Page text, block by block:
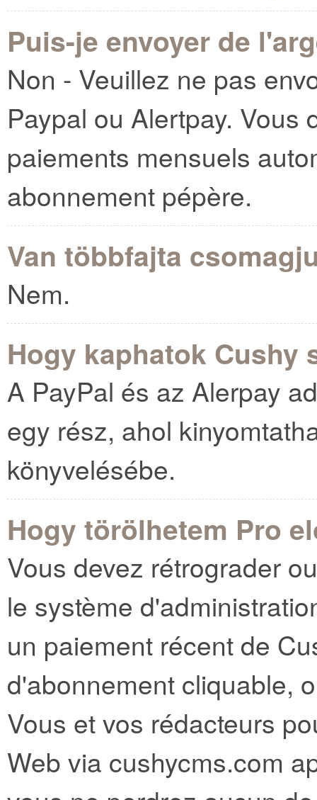
Puis-je envoyer de
Non - Veuillez ne pas
Paypal ou Alertpay. Vous
paiements mensuels
abonnement pépère.
Van többfajta
Nem.
Hogy kaphatok Cushy
A PayPal és az Alerpay
egy rész, ahol
könyvelésébe.
Hogy törölhetem Pro
Vous devez rétrograder
le système
un paiement récent de
d'abonnement cliquable,
Vous et vos rédacteurs
Web via cushycms.com